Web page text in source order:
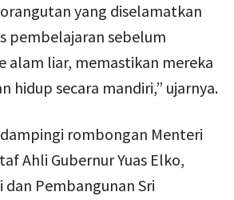
yang diselamatkan
pembelajaran sebelum
alam liar, memastikan mereka
hidup secara mandiri,” ujarnya.
rombongan Menteri
Ahli Gubernur Yuas Elko,
dan Pembangunan Sri